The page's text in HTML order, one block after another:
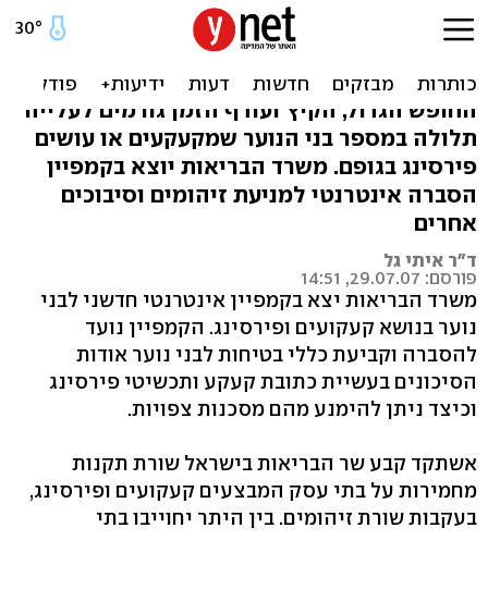
מש' הבריאות הקים אתר
לבטיחות קעקועים ופירסינג
החופש הגדול, הקיץ ועודף הזמן גורמים לעלייה
תלולה במספר בני הנוער שמקעקעים או עושים
פירסינג בגופם. משרד הבריאות יוצא בקמפיין
הסברה אינטרנטי למניעת זיהומים וסיבוכים
אחרים
ד"ר איתי גל
פורסם: 29.07.07, 14:51
משרד הבריאות יצא בקמפיין אינטרנטי חדשני לבני
נוער בנושא קעקועים ופירסינג. הקמפיין נועד
להסברה וקביעת כללי בטיחות לבני נוער אודות
הסיכונים בעשיית כתובת קעקע ותכשיטי פירסינג
וכיצד ניתן להימנע מהם מסכנות צפויות.
אשתקד קבע שר הבריאות בישראל שורת תקנות
מחמירות על בתי עסק המבצעים קעקועים ופירסינג,
בעקבות שורת זיהומים. בין היתר יחוייבו בתי